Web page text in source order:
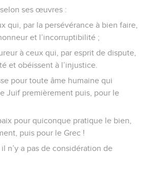
ses œuvres :
qui, par la persévérance à bien faire,
et l’incorruptibilité ;
à ceux qui, par esprit de dispute,
et obéissent à l’injustice.
pour toute âme humaine qui
Juif premièrement puis, pour le
pour quiconque pratique le bien,
puis pour le Grec !
n’y a pas de considération de